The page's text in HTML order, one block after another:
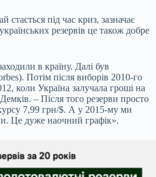
стається під час криз, зазначає
резервів це також добре
в країну. Далі був
Потім після виборів 2010-го
коли Україна залучала гроші на
– Після того резерви просто
7,99 грн/$. А у 2015-му ми
Це дуже наочний графік».